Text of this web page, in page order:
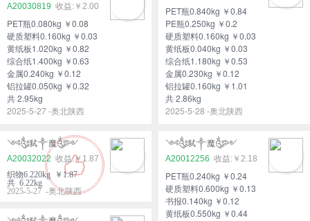
PET瓶0.840kg ￥0.84
PE瓶0.250kg ￥0.2
硬质塑料0.160kg ￥0.03
黄纸板0.040kg ￥0.03
综合纸1.180kg ￥0.53
金属0.230kg ￥0.12
铝拉罐0.160kg ￥1.01
共 2.86kg
2025-5-28 -奥北陕西
A20030819
￥2.00
PET瓶0.080kg ￥0.08
硬质塑料0.160kg ￥0.03
黄纸板1.020kg ￥0.82
综合纸1.400kg ￥0.63
金属0.240kg ￥0.12
铝拉罐0.050kg ￥0.32
共 2.95kg
2025-5-27 -奥北陕西
༺༃弑༒魔༃༻
A20032022
￥1.87
织物6.220kg ￥1.87
共 6.22kg
2025-5-27 -奥北陕西
༺༃弑༒魔༃༻
A20012256
￥2.18
PET瓶0.240kg ￥0.24
硬质塑料0.600kg ￥0.13
书报0.140kg ￥0.12
黄纸板0.550kg ￥0.44